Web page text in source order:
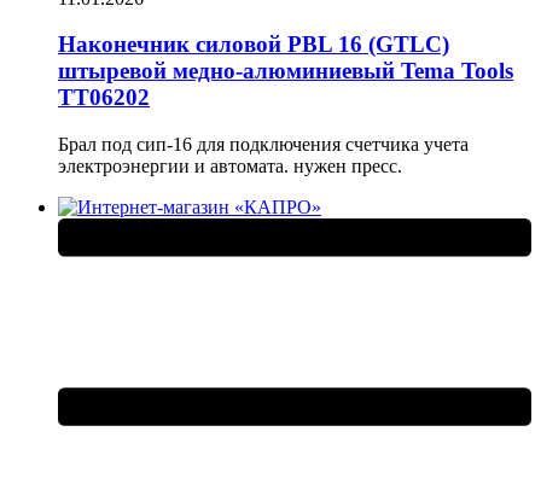
Наконечник силовой PBL 16 (GTLC)
штыревой медно-алюминиевый Tema Tools
ТТ06202
Брал под сип-16 для подключения счетчика учета
электроэнергии и автомата. нужен пресс.